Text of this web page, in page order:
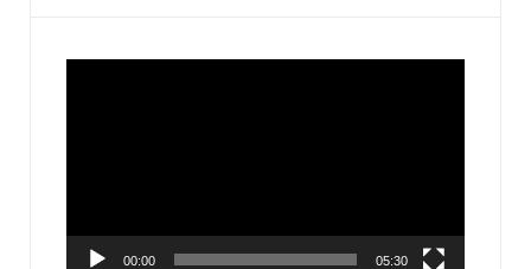
00:00 05:30